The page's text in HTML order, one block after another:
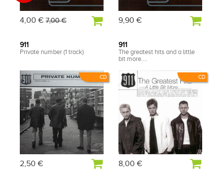
4,00 € 7,00 € 9,90 €
CD
911
Private number (1 track)
2,50 €
CD
911
The greatest hits and a little
bit more....
8,00 €